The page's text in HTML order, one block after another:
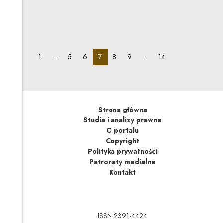
pagination_page:
1 ... pagination_page:
5 pagination_page:
6 pagination_page:
7 pagination_page:
8 pagination_page:
9 ... pagination_page:
14
Strona główna
Studia i analizy prawne
O portalu
Copyright
Polityka prywatności
Patronaty medialne
Kontakt
ISSN 2391-4424